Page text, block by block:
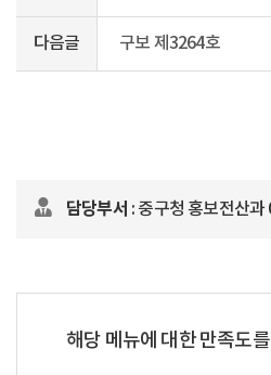
다음글 구보 제3264호
담당부서 : 중구청 홍보전산
해당 메뉴에 대한 만족도